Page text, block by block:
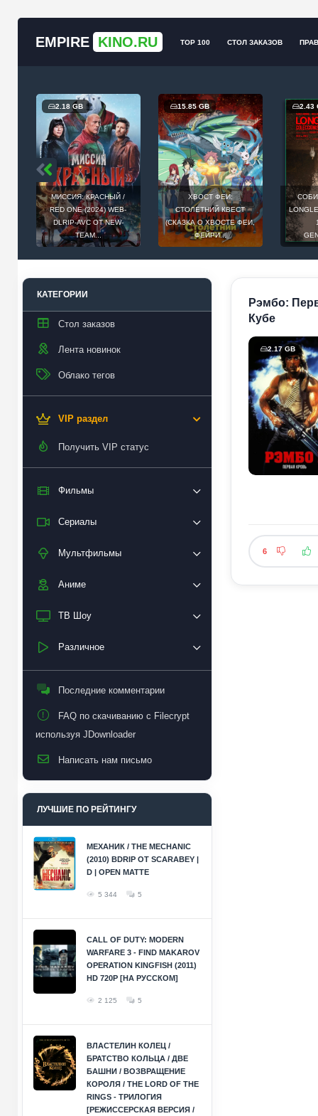
EMPIRE KINO.RU TOP 100 СТОЛ ЗАКАЗОВ
2.18 GB
МИССИЯ: КРАСНЫЙ /
RED ONE (2024) WEB-
DLRIP-AVC ОТ NEW-
TEAM...
15.85 GB
ХВОСТ ФЕИ:
СТОЛЕТНИЙ КВЕСТ
(СКАЗКА О ХВОСТЕ ФЕИ,
ФЕЙРИ...
2.43 GB
LONGLEGS
КАТЕГОРИИ
Стол заказов
Лента новинок
Облако тегов
VIP раздел
Получить VIP статус
Фильмы
Сериалы
Мультфильмы
Аниме
ТВ Шоу
Различное
Последние комментарии
FAQ по скачиванию с Filecrypt
используя JDownloader
Написать нам письмо
ЛУЧШИЕ ПО РЕЙТИНГУ
МЕХАНИК / THE MECHANIC
(2010) BDRIP ОТ SCARABEY |
D | OPEN MATTE
5 344 5
CALL OF DUTY: MODERN
WARFARE 3 - FIND MAKAROV
OPERATION KINGFISH (2011)
HD 720P [НА РУССКОМ]
2 125 5
ВЛАСТЕЛИН КОЛЕЦ /
БРАТСТВО КОЛЬЦА / ДВЕ
БАШНИ / ВОЗВРАЩЕНИЕ
КОРОЛЯ / THE LORD OF THE
RINGS - ТРИЛОГИЯ
[РЕЖИССЕРСКАЯ ВЕРСИЯ /
Рэмбо:
Кубе
2.17 GB
6